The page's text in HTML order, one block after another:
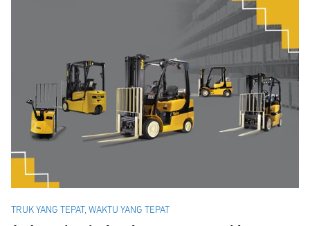
TRUK YANG TEPAT, WAKTU YANG TEPAT